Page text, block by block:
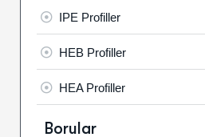
IPE Profiller
HEB Profiller
HEA Profiller
Borular